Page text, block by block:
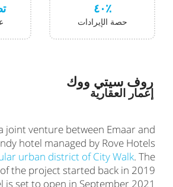
٤۰٪
حصة الإيرادات
روف سيتي ووك
إعمار العقارية
joint venture between Emaar and
hotel managed by Rove Hotels
urban district of City Walk. The
the project started back in 2019
is set to open in September 2021.